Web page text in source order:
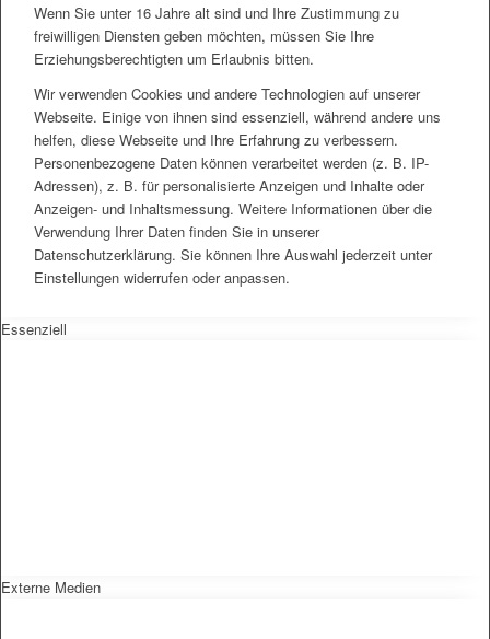
Wenn Sie unter 16 Jahre alt sind und Ihre Zustimmung zu
freiwilligen Diensten geben möchten, müssen Sie Ihre
Erziehungsberechtigten um Erlaubnis bitten.
Wir verwenden Cookies und andere Technologien auf unserer
Webseite. Einige von ihnen sind essenziell, während andere uns
helfen, diese Webseite und Ihre Erfahrung zu verbessern.
Personenbezogene Daten können verarbeitet werden (z. B. IP-
Adressen), z. B. für personalisierte Anzeigen und Inhalte oder
Anzeigen- und Inhaltsmessung. Weitere Informationen über die
Verwendung Ihrer Daten finden Sie in unserer
Datenschutzerklärung. Sie können Ihre Auswahl jederzeit unter
Einstellungen widerrufen oder anpassen.
Essenziell
Externe Medien